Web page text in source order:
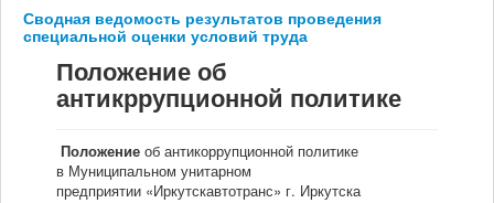
Сводная ведомость результатов проведения
специальной оценки условий труда
Положение об
антикррупционной политике
Положение об антикоррупционной политике
в Муниципальном унитарном
предприятии «Иркутскавтотранс» г. Иркутска